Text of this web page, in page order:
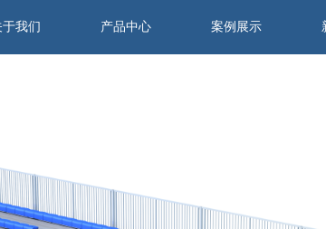
于我们 产品中心 案例展示